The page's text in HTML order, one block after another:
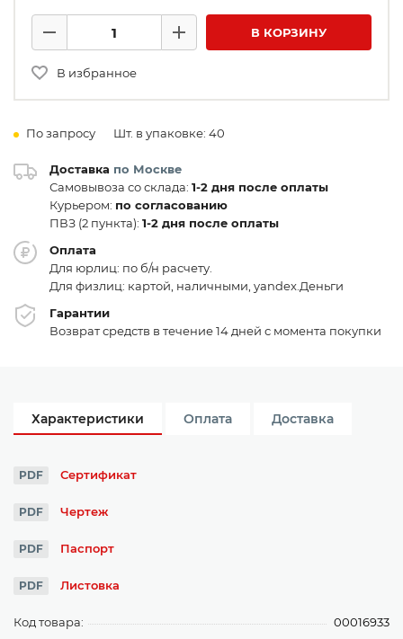
Минус
Плюс В КОРЗИНУ
В избранное
По запросу Шт. в упаковке: 40
Доставка по Москве
Самовывоза со склада: 1-2 дня после оплаты
Курьером: по согласованию
ПВЗ (2 пункта): 1-2 дня после оплаты
Оплата
Для юрлиц: по б/н расчету.
Для физлиц: картой, наличными, yandex.Деньги
Гарантии
Возврат средств в течение 14 дней с момента покупки
Характеристики Оплата Доставка
PDF Сертификат
PDF Чертеж
PDF Паспорт
PDF Листовка
Код товара: 00016933